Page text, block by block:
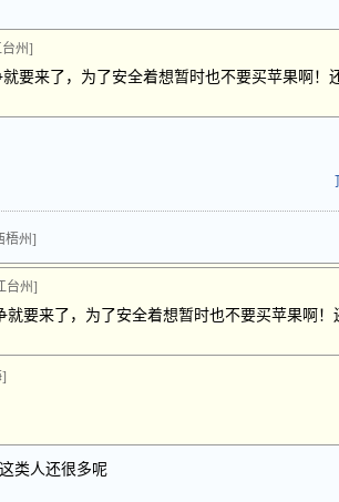
州]
就要来了，为了安全着想暂时也不要买苹果啊！
梧州]
台州]
就要来了，为了安全着想暂时也不要买苹果啊
类人还很多呢